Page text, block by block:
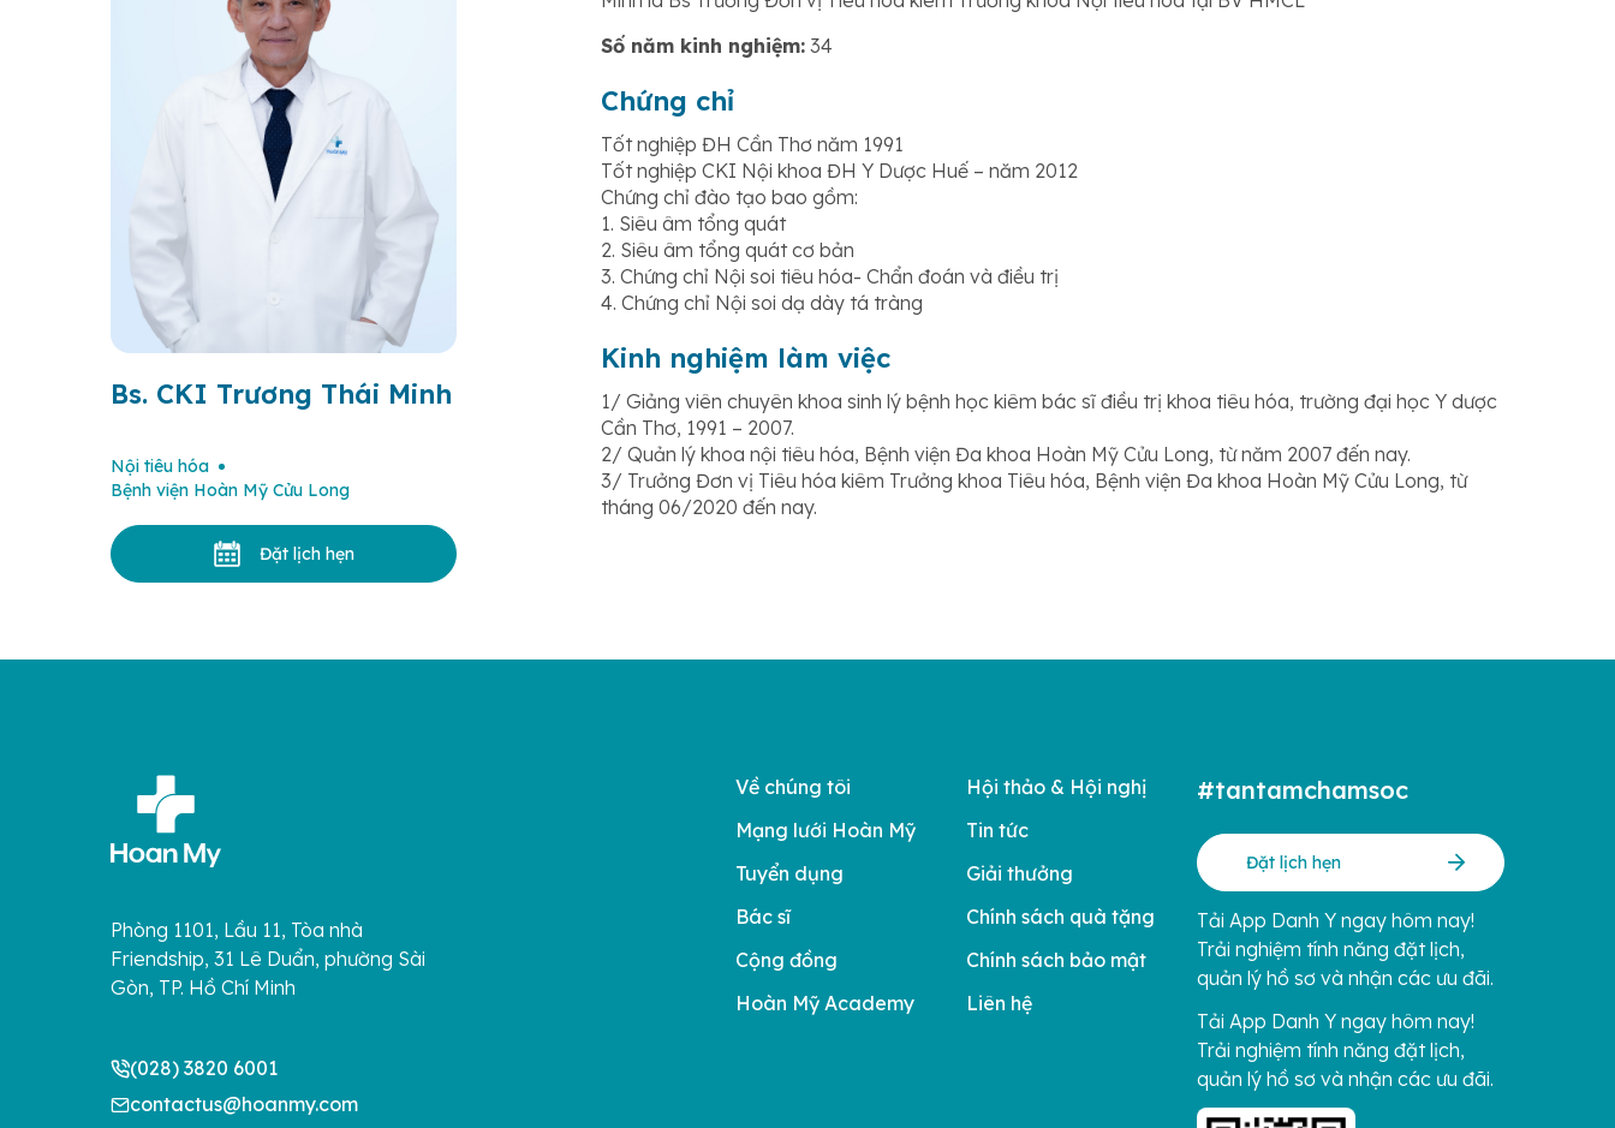
Bs. CKI Trương Thái Minh
Nội tiêu hóa
Bệnh viện Hoàn Mỹ Cửu Long
Đặt lịch hẹn
Số năm kinh nghiệm: 34
Chứng chỉ
Tốt nghiệp ĐH Cần Thơ năm 1991
Tốt nghiệp CKI Nội khoa ĐH Y Dược Huế – năm 2012
Chứng chỉ đào tạo bao gồm:
1. Siêu âm tổng quát
2. Siêu âm tổng quát cơ bản
3. Chứng chỉ Nội soi tiêu hóa- Chẩn đoán và điều trị
4. Chứng chỉ Nội soi dạ dày tá tràng
Kinh nghiệm làm việc
1/ Giảng viên chuyên khoa sinh lý bệnh học kiêm bác sĩ điều trị khoa tiêu hóa, trường đại học Y dược
Cần Thơ, 1991 – 2007.
2/ Quản lý khoa nội tiêu hóa, Bệnh viện Đa khoa Hoàn Mỹ Cửu Long, từ năm 2007 đến nay.
3/ Trưởng Đơn vị Tiêu hóa kiêm Trưởng khoa Tiêu hóa, Bệnh viện Đa khoa Hoàn Mỹ Cửu Long, từ
tháng 06/2020 đến nay.
Phòng 1101, Lầu 11, Tòa nhà
Friendship, 31 Lê Duẩn, phường Sài
Gòn, TP. Hồ Chí Minh
(028) 3820 6001
contactus@hoanmy.com
Về chúng tôi
Mạng lưới Hoàn Mỹ
Tuyển dụng
Bác sĩ
Cộng đồng
Hoàn Mỹ Academy
Hội thảo & Hội nghị
Tin tức
Giải thưởng
Chính sách quà tặng
Chính sách bảo mật
Liên hệ
#tantamchamsoc
Đặt lịch hẹn
Tải App Danh Y ngay hôm nay!
Trải nghiệm tính năng đặt lịch,
quản lý hồ sơ và nhận các ưu đãi.
Tải App Danh Y ngay hôm nay!
Trải nghiệm tính năng đặt lịch,
quản lý hồ sơ và nhận các ưu đãi.